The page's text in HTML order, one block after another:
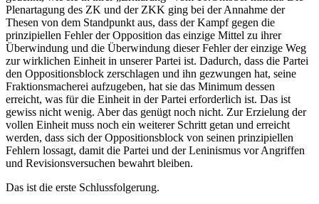
Plenartagung des ZK und der ZKK ging bei der Annahme der
Thesen von dem Standpunkt aus, dass der Kampf gegen die
prinzipiellen Fehler der Opposition das einzige Mittel zu ihrer
Überwindung und die Überwindung dieser Fehler der einzige Weg
zur wirklichen Einheit in unserer Partei ist. Dadurch, dass die Partei
den Oppositionsblock zerschlagen und ihn gezwungen hat, seine
Fraktionsmacherei aufzugeben, hat sie das Minimum dessen
erreicht, was für die Einheit in der Partei erforderlich ist. Das ist
gewiss nicht wenig. Aber das genügt noch nicht. Zur Erzielung der
vollen Einheit muss noch ein weiterer Schritt getan und erreicht
werden, dass sich der Oppositionsblock von seinen prinzipiellen
Fehlern lossagt, damit die Partei und der Leninismus vor Angriffen
und Revisionsversuchen bewahrt bleiben.
Das ist die erste Schlussfolgerung.